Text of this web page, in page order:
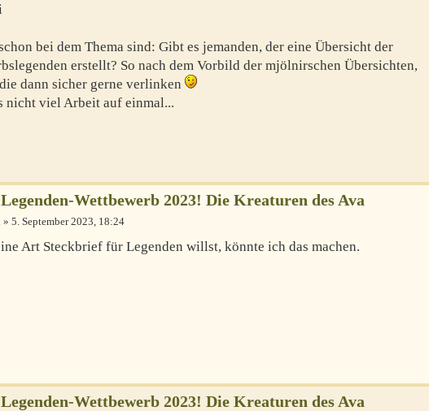
bei dem Thema sind: Gibt es jemanden, der eine Übersicht der
erstellt? So nach dem Vorbild der mjölnirschen Übersichten,
dann sicher gerne verlinken
nicht viel Arbeit auf einmal...
Wettbewerb 2023! Die Kreaturen des Ava
» 5. September 2023, 18:24
Art Steckbrief für Legenden willst, könnte ich das machen.
Wettbewerb 2023! Die Kreaturen des Ava